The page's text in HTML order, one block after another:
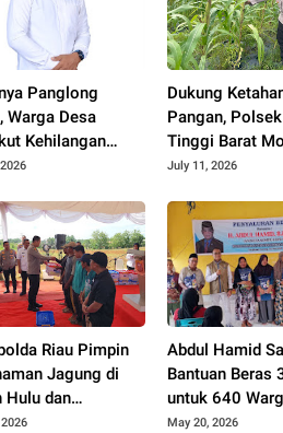
Panglong
Warga Desa
Kehilangan
Dukung
Pangan,
Tinggi Barat
Lahan Jagung
July 11, 2026
Riau Pimpin
Jagung di
Hulu dan
Strategi Polri
Abdul Hamid
Bantuan Beras
untuk 640
May 20, 2026